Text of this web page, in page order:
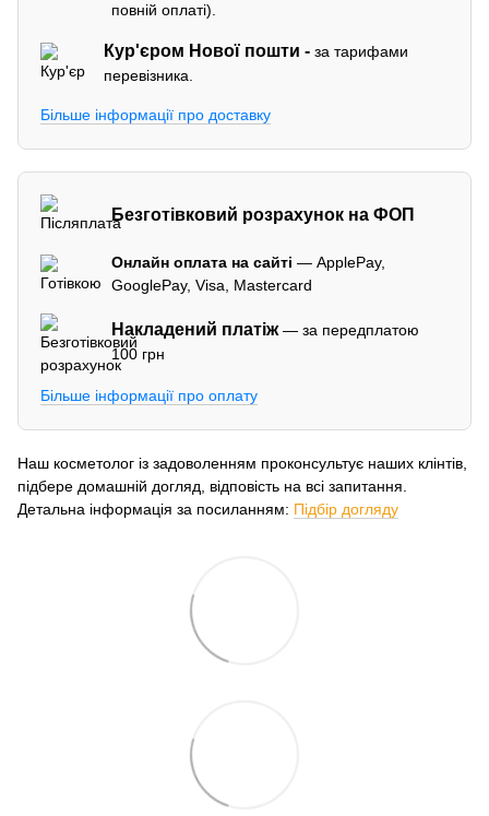
повній оплаті).
Кур'єром Нової пошти -за тарифами
перевізника.
Більше інформації про доставку
Безготівковий розрахунок на ФОП
Онлайн оплата на сайті — ApplePay,
GooglePay, Visa, Mastercard
Накладений платіж— за передплатою
100 грн
Більше інформації про оплату
Наш косметолог із задоволенням проконсультує наших клінтів,
підбере домашній догляд, відповість на всі запитання.
Детальна інформація за посиланням: Підбір догляду